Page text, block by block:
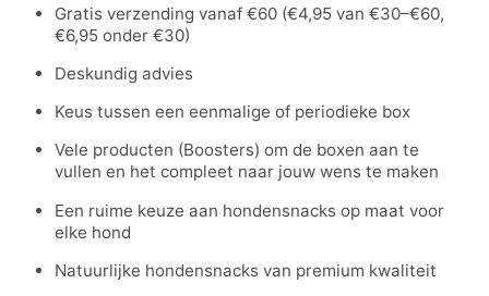
Gratis verzending vanaf €60 (€4,95 van €30–€60,
€6,95 onder €30)
Deskundig advies
Keus tussen een eenmalige of periodieke box
Vele producten (Boosters) om de boxen aan te
vullen en het compleet naar jouw wens te maken
Een ruime keuze aan hondensnacks op maat voor
elke hond
Natuurlijke hondensnacks van premium kwaliteit